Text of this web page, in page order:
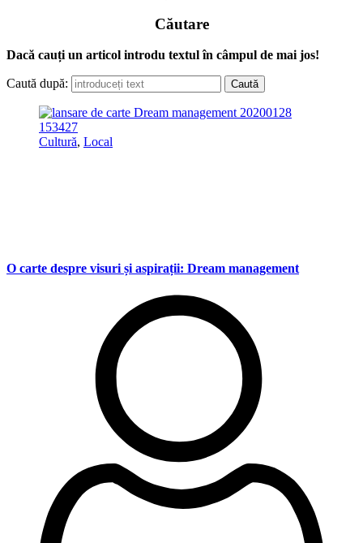
Căutare
Dacă cauți un articol introdu textul în câmpul de mai jos!
Caută după:
Cultură, Local
O carte despre visuri și aspirații: Dream management